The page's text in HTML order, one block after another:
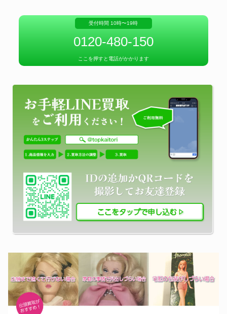
受付時間 10時〜19時
0120-480-150
ここを押すと電話がかかります